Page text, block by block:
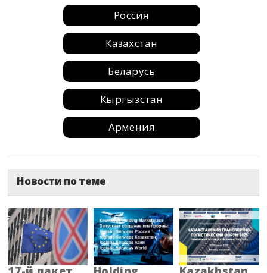
Россия
Казахстан
Беларусь
Кыргызстан
Армения
Санкт-Петербург
Краснодар
Барнаул
Адыгея
Новости по теме